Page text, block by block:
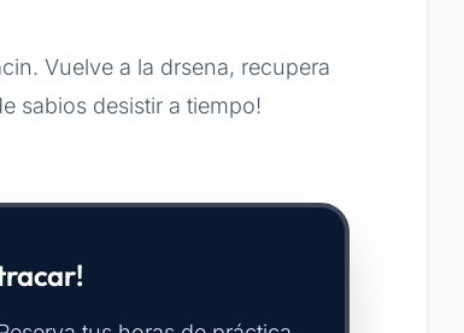
Vuelve a la drsena, recupera
sabios desistir a tiempo!